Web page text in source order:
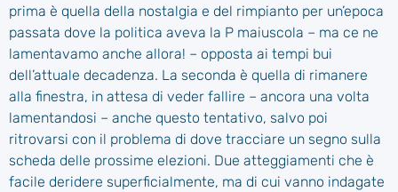
prima è quella della nostalgia e del rimpianto per un’epoca
passata dove la politica aveva la P maiuscola – ma ce ne
lamentavamo anche allora! – opposta ai tempi bui
dell’attuale decadenza. La seconda è quella di rimanere
alla finestra, in attesa di veder fallire – ancora una volta
lamentandosi – anche questo tentativo, salvo poi
ritrovarsi con il problema di dove tracciare un segno sulla
scheda delle prossime elezioni. Due atteggiamenti che è
facile deridere superficialmente, ma di cui vanno indagate